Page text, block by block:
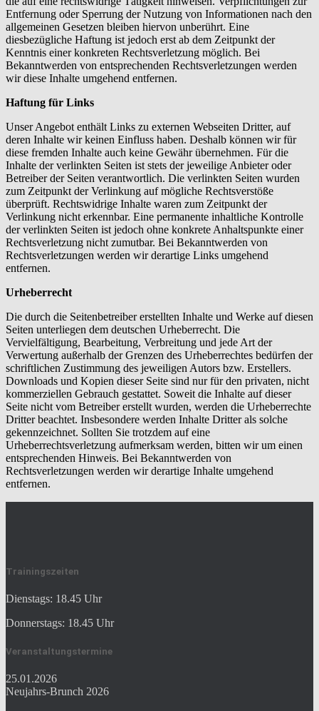
Entfernung oder Sperrung der Nutzung von Informationen nach den
allgemeinen Gesetzen bleiben hiervon unberührt. Eine
diesbezügliche Haftung ist jedoch erst ab dem Zeitpunkt der
Kenntnis einer konkreten Rechtsverletzung möglich. Bei
Bekanntwerden von entsprechenden Rechtsverletzungen werden
wir diese Inhalte umgehend entfernen.
Haftung für Links
Unser Angebot enthält Links zu externen Webseiten Dritter, auf
deren Inhalte wir keinen Einfluss haben. Deshalb können wir für
diese fremden Inhalte auch keine Gewähr übernehmen. Für die
Inhalte der verlinkten Seiten ist stets der jeweilige Anbieter oder
Betreiber der Seiten verantwortlich. Die verlinkten Seiten wurden
zum Zeitpunkt der Verlinkung auf mögliche Rechtsverstöße
überprüft. Rechtswidrige Inhalte waren zum Zeitpunkt der
Verlinkung nicht erkennbar. Eine permanente inhaltliche Kontrolle
der verlinkten Seiten ist jedoch ohne konkrete Anhaltspunkte einer
Rechtsverletzung nicht zumutbar. Bei Bekanntwerden von
Rechtsverletzungen werden wir derartige Links umgehend
entfernen.
Urheberrecht
Die durch die Seitenbetreiber erstellten Inhalte und Werke auf diesen
Seiten unterliegen dem deutschen Urheberrecht. Die
Vervielfältigung, Bearbeitung, Verbreitung und jede Art der
Verwertung außerhalb der Grenzen des Urheberrechtes bedürfen der
schriftlichen Zustimmung des jeweiligen Autors bzw. Erstellers.
Downloads und Kopien dieser Seite sind nur für den privaten, nicht
kommerziellen Gebrauch gestattet. Soweit die Inhalte auf dieser
Seite nicht vom Betreiber erstellt wurden, werden die Urheberrechte
Dritter beachtet. Insbesondere werden Inhalte Dritter als solche
gekennzeichnet. Sollten Sie trotzdem auf eine
Urheberrechtsverletzung aufmerksam werden, bitten wir um einen
entsprechenden Hinweis. Bei Bekanntwerden von
Rechtsverletzungen werden wir derartige Inhalte umgehend
entfernen.
Trainingszeiten
Dienstags: 18.45 Uhr
Donnerstags: 18.45 Uhr
Veranstaltungstermine
25.01.2026
Neujahrs-Brunch 2026